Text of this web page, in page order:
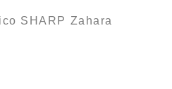
SHARP Zahara